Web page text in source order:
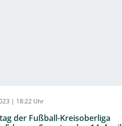
| 18:22 Uhr
der Fußball-Kreisoberliga